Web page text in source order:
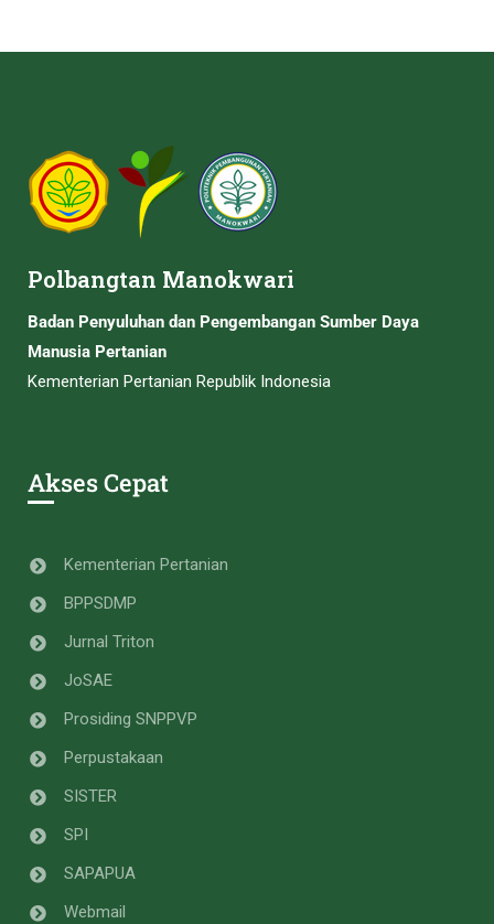
Polbangtan Manokwari
Badan Penyuluhan dan Pengembangan Sumber Daya
Manusia Pertanian
Kementerian Pertanian Republik Indonesia
Akses Cepat
Kementerian Pertanian
BPPSDMP
Jurnal Triton
JoSAE
Prosiding SNPPVP
Perpustakaan
SISTER
SPI
SAPAPUA
Webmail